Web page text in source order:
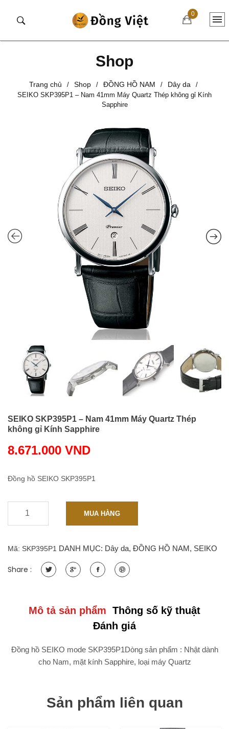
0
Shop
Trang chủ / Shop / ĐỒNG HỒ NAM / Dây da
/
SEIKO SKP395P1 – Nam 41mm Máy Quartz Thép không gỉ Kính
Sapphire
SEIKO SKP395P1 – Nam 41mm Máy Quartz Thép
không gỉ Kính Sapphire
8.671.000 VND
Đồng hồ SEIKO SKP395P1
SEIKO
Nam
Quartz
MUA HÀNG
Mã: SKP395P1 DANH MỤC: Dây da, ĐỒNG HỒ NAM, SEIKO
Share :
Mô tả sản phẩm Thông số kỹ thuật
Đánh giá
Đồng hồ SEIKO mode SKP395P1Dòng sản phẩm : Nhật dành
cho Nam, mặt kính Sapphire, loại máy Quartz
Sản phẩm liên quan